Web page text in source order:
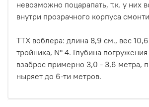
невозможно поцарапать, т.к. у них
внутри прозрачного корпуса
ТТХ воблера: длина 8,9 см., вес
тройника, № 4. Глубина
взаброс примерно 3,0 - 3,6 метра,
ныряет до 6-ти метров.